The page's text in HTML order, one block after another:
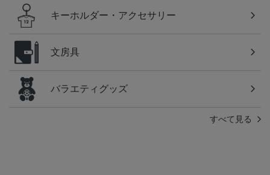
キーホルダー・アクセサリー
文房具
バラエティグッズ
すべて見る